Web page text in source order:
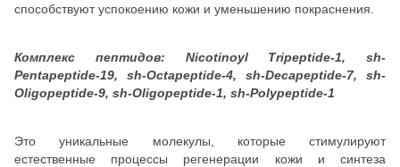
способствуют успокоению кожи и уменьшению покраснения.
Комплекс пептидов: Nicotinoyl Tripeptide-1, sh-
Pentapeptide-19, sh-Octapeptide-4, sh-Decapeptide-7, sh-
Oligopeptide-9, sh-Oligopeptide-1, sh-Polypeptide-1
Это уникальные молекулы, которые стимулируют
естественные процессы регенерации кожи и синтеза